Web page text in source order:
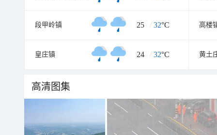
段甲岭镇 25 / 32°C 高楼
皇庄镇 24 / 32°C 黄土
高清图集